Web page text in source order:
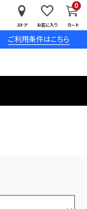
ご利用条件はこちら
ストア お気に入り カート
0